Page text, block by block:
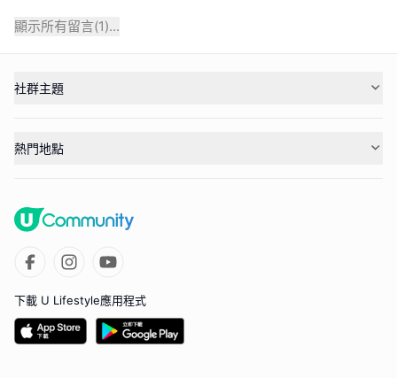
顯示所有留言(1)...
社群主題
熱門地點
下載 U Lifestyle應用程式